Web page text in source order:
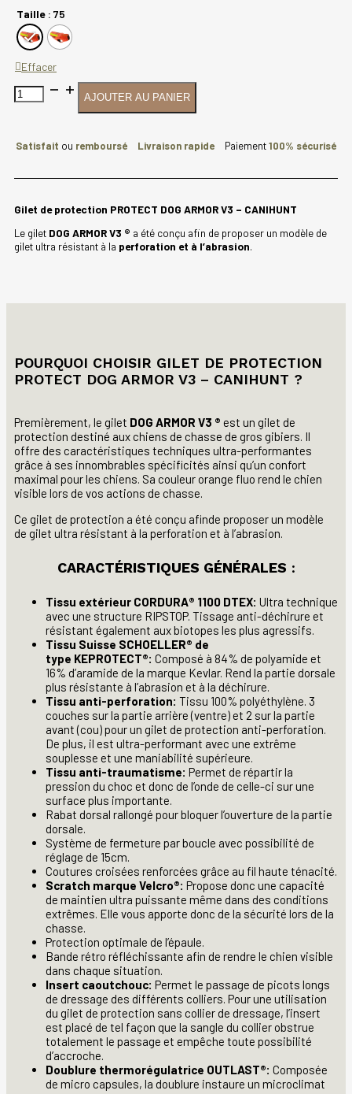
Taille : 75
Effacer
quantité
de
protection
-
CANIHUNT
AJOUTER AU PANIER
Satisfait ou remboursé Livraison rapide Paiement100% sécurisé
Gilet de protection PROTECT DOG ARMOR V3 – CANIHUNT
Le gilet DOG ARMOR V3 ® a été conçu afin de proposer un modèle de
gilet ultra résistant à la perforation et à l’abrasion.
POURQUOI CHOISIR GILET DE PROTECTION
PROTECT DOG ARMOR V3 – CANIHUNT ?
Premièrement, le gilet DOG ARMOR V3 ® est un gilet de
protection destiné aux chiens de chasse de gros gibiers. Il
offre des caractéristiques techniques ultra-performantes
grâce à ses innombrables spécificités ainsi qu’un confort
maximal pour les chiens. Sa couleur orange fluo rend le chien
visible lors de vos actions de chasse.
Ce gilet de protection a été conçu afinde proposer un modèle
de gilet ultra résistant à la perforation et à l’abrasion.
CARACTÉRISTIQUES GÉNÉRALES :
Tissu extérieur CORDURA® 1100 DTEX: Ultra technique
avec une structure RIPSTOP. Tissage anti-déchirure et
résistant également aux biotopes les plus agressifs.
Tissu Suisse SCHOELLER® de
type KEPROTECT®: Composé à 84% de polyamide et
16% d’aramide de la marque Kevlar. Rend la partie dorsale
plus résistante à l’abrasion et à la déchirure.
Tissu anti-perforation: Tissu 100% polyéthylène. 3
couches sur la partie arrière (ventre) et 2 sur la partie
avant (cou) pour un gilet de protection anti-perforation.
De plus, il est ultra-performant avec une extrême
souplesse et une maniabilité supérieure.
Tissu anti-traumatisme: Permet de répartir la
pression du choc et donc de l’onde de celle-ci sur une
surface plus importante.
Rabat dorsal rallongé pour bloquer l’ouverture de la partie
dorsale.
Système de fermeture par boucle avec possibilité de
réglage de 15cm.
Coutures croisées renforcées grâce au fil haute ténacité.
Scratch marque Velcro®: Propose donc une capacité
de maintien ultra puissante même dans des conditions
extrêmes. Elle vous apporte donc de la sécurité lors de la
chasse.
Protection optimale de l’épaule.
Bande rétro réfléchissante afin de rendre le chien visible
dans chaque situation.
Insert caoutchouc: Permet le passage de picots longs
de dressage des différents colliers. Pour une utilisation
du gilet de protection sans collier de dressage, l’insert
est placé de tel façon que la sangle du collier obstrue
totalement le passage et empêche toute possibilité
d’accroche.
Doublure thermorégulatrice OUTLAST®: Composée
de micro capsules, la doublure instaure un microclimat